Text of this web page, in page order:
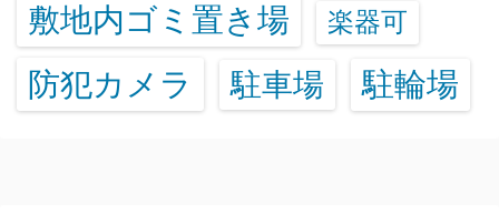
敷地内ゴミ置き場
楽器可
防犯カメラ 駐車場 駐輪場